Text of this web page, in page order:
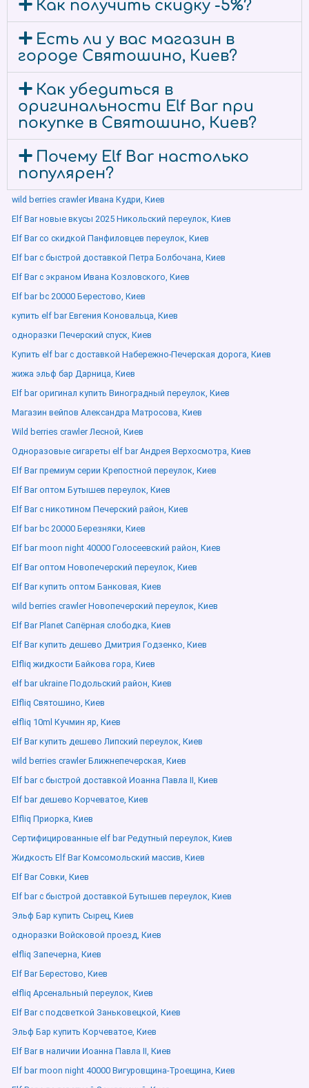
Как получить скидку -5%?
Есть ли у вас магазин в
городе Святошино, Киев?
Как убедиться в
оригинальности Elf Bar при
покупке в Святошино, Киев?
Почему Elf Bar настолько
популярен?
wild berries crawler Ивана Кудри, Киев
Elf Bar новые вкусы 2025 Никольский переулок, Киев
Elf Bar со скидкой Панфиловцев переулок, Киев
Elf bar с быстрой доставкой Петра Болбочана, Киев
Elf Bar с экраном Ивана Козловского, Киев
Elf bar bc 20000 Берестово, Киев
купить elf bar Евгения Коновальца, Киев
одноразки Печерский спуск, Киев
Купить elf bar с доставкой Набережно-Печерская дорога, Киев
жижа эльф бар Дарница, Киев
Elf bar оригинал купить Виноградный переулок, Киев
Магазин вейпов Александра Матросова, Киев
Wild berries crawler Лесной, Киев
Одноразовые сигареты elf bar Андрея Верхосмотра, Киев
Elf Bar премиум серии Крепостной переулок, Киев
Elf Bar оптом Бутышев переулок, Киев
Elf Bar с никотином Печерский район, Киев
Elf bar bc 20000 Березняки, Киев
Elf bar moon night 40000 Голосеевский район, Киев
Elf Bar оптом Новопечерский переулок, Киев
Elf Bar купить оптом Банковая, Киев
wild berries crawler Новопечерский переулок, Киев
Elf Bar Planet Сапёрная слободка, Киев
Elf Bar купить дешево Дмитрия Годзенко, Киев
Elfliq жидкости Байкова гора, Киев
elf bar ukraine Подольский район, Киев
Elfliq Святошино, Киев
elfliq 10ml Кучмин яр, Киев
Elf Bar купить дешево Липский переулок, Киев
wild berries crawler Ближнепечерская, Киев
Elf bar с быстрой доставкой Иоанна Павла ІІ, Киев
Elf bar дешево Корчеватое, Киев
Elfliq Приорка, Киев
Сертифицированные elf bar Редутный переулок, Киев
Жидкость Elf Bar Комсомольский массив, Киев
Elf Bar Совки, Киев
Elf bar с быстрой доставкой Бутышев переулок, Киев
Эльф Бар купить Сырец, Киев
одноразки Войсковой проезд, Киев
elfliq Запечерна, Киев
Elf Bar Берестово, Киев
elfliq Арсенальный переулок, Киев
Elf Bar с подсветкой Заньковецкой, Киев
Эльф Бар купить Корчеватое, Киев
Elf Bar в наличии Иоанна Павла ІІ, Киев
Elf bar moon night 40000 Вигуровщина-Троещина, Киев